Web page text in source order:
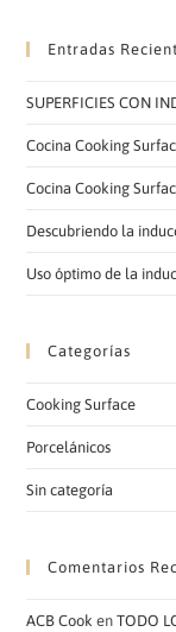
Entradas
SUPERFICIES CON
Cocina Cooking
Cocina Cooking
Descubriendo la
Uso óptimo de la
Categorías
Cooking Surface
Porcelánicos
Sin categoría
Comentarios
ACB Cook enTODO